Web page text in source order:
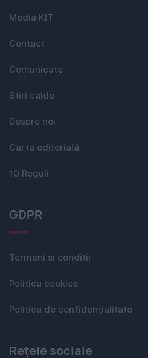
Media KIT
Contact
Comunicate
Stiri calde
Despre noi
Carta editorială
10 Reguli
GDPR
Termeni si conditii
Politica cookies
Politica de confidențialitate
Rețele sociale